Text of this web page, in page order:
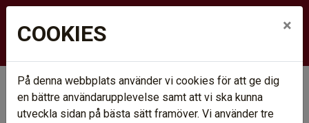
Hem
Ledigt just nu
Våra områden
Arvidsjaur
Kv. Ejdern 3 (Östra Skolgatan 9)
COOKIES ×
På denna webbplats använder vi cookies för att ge dig
en bättre användarupplevelse samt att vi ska kunna
utveckla sidan på bästa sätt framöver. Vi använder tre